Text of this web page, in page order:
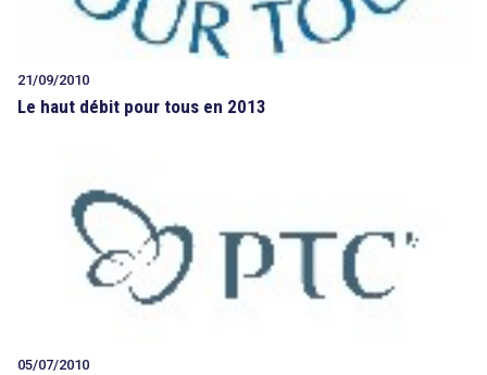
21/09/2010
Le haut débit pour tous en 2013
05/07/2010